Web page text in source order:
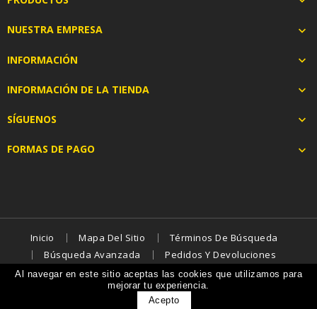
NUESTRA EMPRESA 
INFORMACIÓN 
INFORMACIÓN DE LA TIENDA 
SÍGUENOS 
FORMAS DE PAGO 
Al navegar en este sitio aceptas las cookies que utilizamos para
mejorar tu experiencia.
Acepto
Inicio Mapa Del Sitio
Términos De Búsqueda
Búsqueda Avanzada
Pedidos Y Devoluciones
Contáctenos
© 2026 - ecommerce software by PrestaShop™